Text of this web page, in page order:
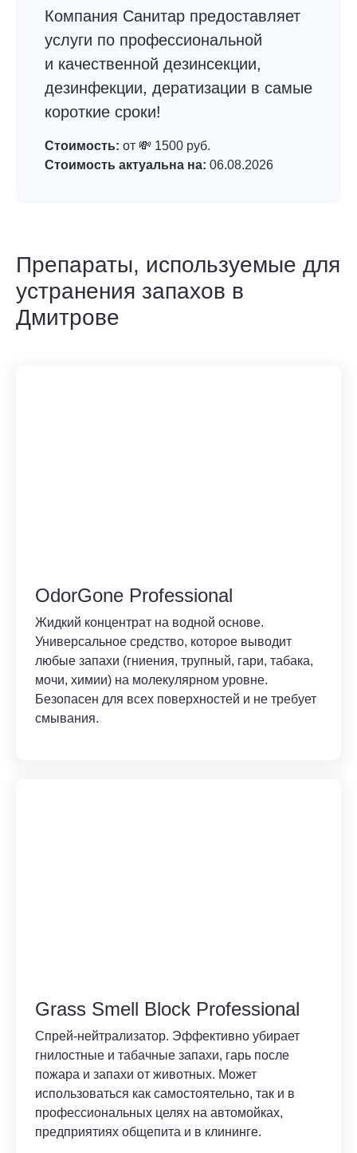
Компания Санитар предоставляет
услуги по профессиональной
и качественной дезинсекции,
дезинфекции, дератизации в самые
короткие сроки!
Стоимость: от 💸 1500 руб.
Стоимость актуальна на: 06.08.2026
Препараты, используемые для
устранения запахов в
Дмитрове
OdorGone Professional
Жидкий концентрат на водной основе.
Универсальное средство, которое выводит
любые запахи (гниения, трупный, гари, табака,
мочи, химии) на молекулярном уровне.
Безопасен для всех поверхностей и не требует
смывания.
Grass Smell Block Professional
Спрей-нейтрализатор. Эффективно убирает
гнилостные и табачные запахи, гарь после
пожара и запахи от животных. Может
использоваться как самостоятельно, так и в
профессиональных целях на автомойках,
предприятиях общепита и в клининге.